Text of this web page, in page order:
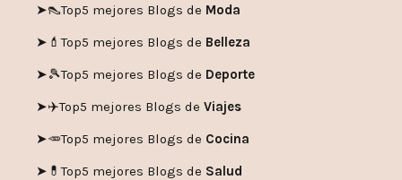
➤👠Top5 mejores Blogs de Moda
➤💄Top5 mejores Blogs de Belleza
➤🎾Top5 mejores Blogs de Deporte
➤✈️Top5 mejores Blogs de Viajes
➤🥕Top5 mejores Blogs de Cocina
➤💊Top5 mejores Blogs de Salud